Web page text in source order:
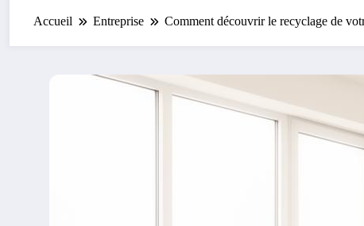
Accueil Entreprise Comment découvrir le recyclage de